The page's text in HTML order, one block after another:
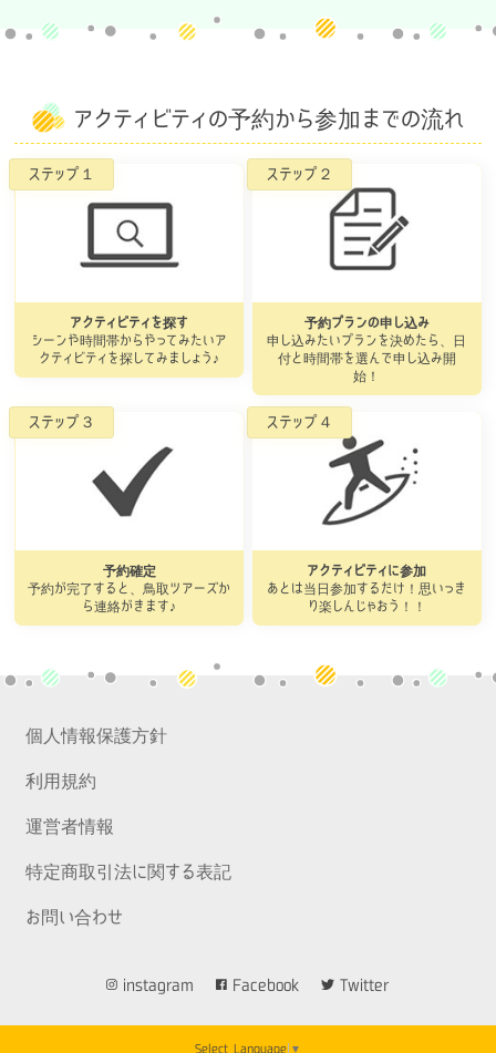
アクティビティの予約から参加までの流れ
アクティビティを探す
シーンや時間帯からやってみたいア
クティビティを探してみましょう♪
予約プランの申し込み
申し込みたいプランを決めたら、日
付と時間帯を選んで申し込み開
始！
予約確定
予約が完了すると、鳥取ツアーズか
ら連絡がきます♪
アクティビティに参加
あとは当日参加するだけ！思いっき
り楽しんじゃおう！！
個人情報保護方針
利用規約
運営者情報
特定商取引法に関する表記
お問い合わせ
instagram Facebook Twitter
Select Language ▼